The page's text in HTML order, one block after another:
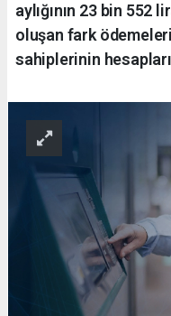
aylığının 23 bin 552
oluşan fark
sahiplerinin